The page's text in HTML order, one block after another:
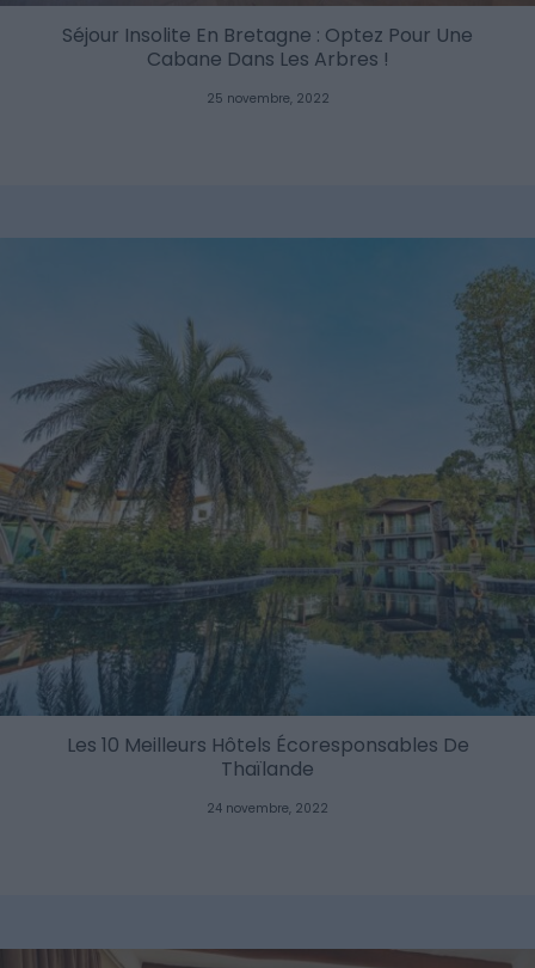
Séjour Insolite En Bretagne : Optez Pour Une
Cabane Dans Les Arbres !
25 novembre, 2022
Les 10 Meilleurs Hôtels Écoresponsables De
Thaïlande
24 novembre, 2022